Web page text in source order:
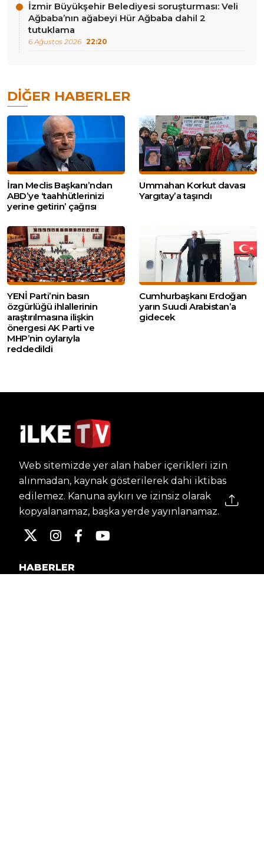
İzmir Büyükşehir Belediyesi soruşturması: Veli
Ağbaba’nın ağabeyi Hür Ağbaba dahil 2
tutuklama
6 Ağustos 2026 22:20
DIĞER HABERLER
İran Meclis Başkanı’ndan
ABD’ye ‘taahhütlerinizi
yerine getirin’ çağrısı
Ummahan Korkut davası
Yargıtay’a taşındı
YENİ Parti’nin basın
özgürlüğü ihlallerinin
araştırılmasına ilişkin
önergesi AK Parti ve
MHP’nin oylarıyla
reddedildi
Cumhurbaşkanı Erdoğan
yarın Suudi Arabistan’a
gidecek
Web sitemizde yer alan haber içerikleri izin
alınmadan, kaynak gösterilerek dahi iktibas
edilemez. Kanuna aykırı ve izinsiz olarak
kopyalanamaz, başka yerde yayınlanamaz.
HABERLER